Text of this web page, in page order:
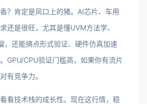
？肯定是风口上的猪。AI芯片、车用
还是很旺，尤其是懂UVM方法学、
，还能搞点形式验证、硬件仿真加速
GPU/CPU验证门槛高，如果你有流片
有竞争力。
看技术栈的成长性。现在这行情，稳